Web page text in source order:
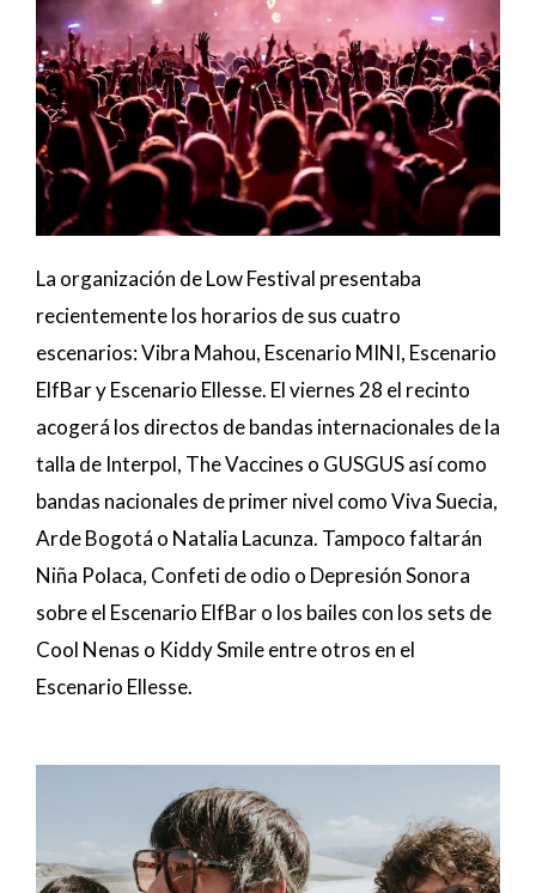
La organización de Low Festival presentaba
recientemente los horarios de sus cuatro
escenarios: Vibra Mahou, Escenario MINI, Escenario
ElfBar y Escenario Ellesse. El viernes 28 el recinto
acogerá los directos de bandas internacionales de la
talla de Interpol, The Vaccines o GUSGUS así como
bandas nacionales de primer nivel como Viva Suecia,
Arde Bogotá o Natalia Lacunza. Tampoco faltarán
Niña Polaca, Confeti de odio o Depresión Sonora
sobre el Escenario ElfBar o los bailes con los sets de
Cool Nenas o Kiddy Smile entre otros en el
Escenario Ellesse.